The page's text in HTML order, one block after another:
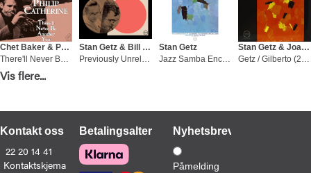
Bestill
Chet Baker & Philip Catherine
There'll Never Be Another You - LTD (LP)
399,-
Stan Getz & Bill Evans
Previously Unreleased… - LTD (LP)
Stan Getz
Jazz Samba Encore! - LTD (LP)
Stan Getz & Joao Gilberto
Getz / Gilberto (2LP)
Vis flere...
Kontakt oss
22 20 14 41
Kontaktskjema
BetalingsalternativerNyhetsbrev
Påmelding